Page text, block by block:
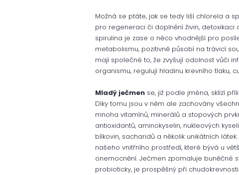
Možná se ptáte, jak se tedy liší chlorela a
pro regeneraci či doplnění živin,
spirulina je zase o něco vhodnější pro
metabolismu, pozitivně působí na trávicí
mají společné to, že zvyšují odolnost vůči
organismu, regulují hladinu krevního tlaku,
Mladý ječmen se, již podle jména, sklízí
Díky tomu jsou v něm ale zachovány
mnoha vitamínů, minerálů a stopových
antioxidantů, aminokyselin, nukleových
bílkovin, sacharidů a několik unikátních
našeho vnitřního prostředí, které bývá u
onemocnění. Ječmen zpomaluje buněčné
probioticky, je prospěšný při